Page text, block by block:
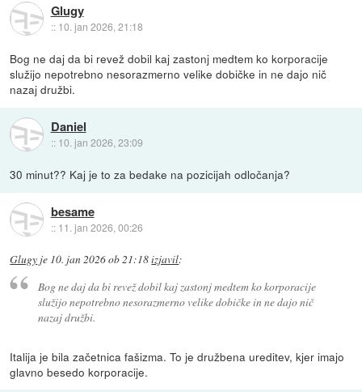
Glugy
:: 10. jan 2026, 21:18
Bog ne daj da bi revež dobil kaj zastonj medtem ko korporacije
služijo nepotrebno nesorazmerno velike dobičke in ne dajo nič
nazaj družbi.
Daniel
:: 10. jan 2026, 23:09
30 minut?? Kaj je to za bedake na pozicijah odločanja?
besame
:: 11. jan 2026, 00:26
Glugy je 10. jan 2026 ob 21:18izjavil:
Bog ne daj da bi revež dobil kaj zastonj medtem ko korporacije
služijo nepotrebno nesorazmerno velike dobičke in ne dajo nič
nazaj družbi.
Italija je bila začetnica fašizma. To je družbena ureditev, kjer imajo
glavno besedo korporacije.